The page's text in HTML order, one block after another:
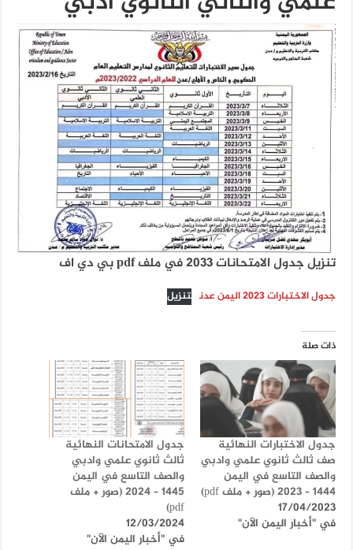
تنزيل جدول الامتحانات 2033 في ملف pdf بي دي اف
جدول الاختبارات ٢٠٢٣ اليمن عدن تنزيل
ذات صلة
جدول الاختبارات النهائية
صف ثالث ثانوي علمي وادبي
والصف التاسع في اليمن
1444 – 2023 (صور + ملف pdf)
17/04/2023
في "أخبار اليمن الآن"
جدول الامتحانات النهائية
ثالث ثانوي علمي وادبي
والصف التاسع في اليمن
1445 – 2024 (صور + ملف
pdf)
12/03/2024
في "أخبار اليمن الآن"